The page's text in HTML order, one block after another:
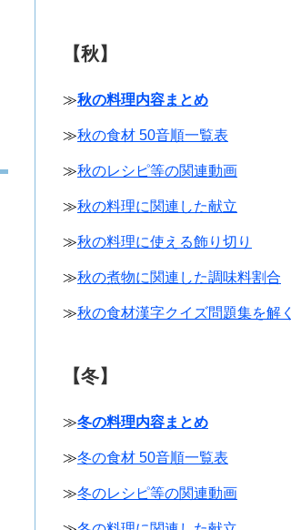
【秋】
≫秋の料理内容まとめ
≫秋の食材 50音順一覧表
≫秋のレシピ等の関連動画
≫秋の料理に関連した献立
≫秋の料理に使える飾り切り
≫秋の煮物に関連した調味料割合
≫秋の食材漢字クイズ問題集を解く
【冬】
≫冬の料理内容まとめ
≫冬の食材 50音順一覧表
≫冬のレシピ等の関連動画